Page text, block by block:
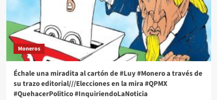
Moneros
Échale una miradita al cartón de #Luy #Monero a través de
su trazo editorial///Elecciones en la mira #QPMX
#QuehacerPolitico #InquiriendoLaNoticia